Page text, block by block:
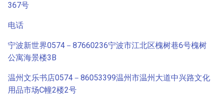
367号
电话
宁波新世界0574－87660236宁波市江北区槐树巷6号槐树
公寓海景楼3B
温州文乐书店0574－86053399温州市温州大道中兴路文化
用品市场C幢2楼2号